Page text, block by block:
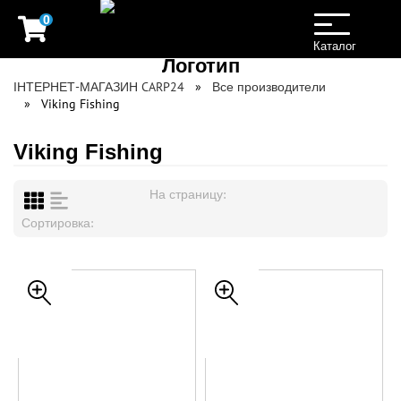
0
Toggle
navigation
Каталог
ІНТЕРНЕТ-МАГАЗИН CARP24
Все производители
Viking Fishing
Viking Fishing
На страницу:
Сортировка: